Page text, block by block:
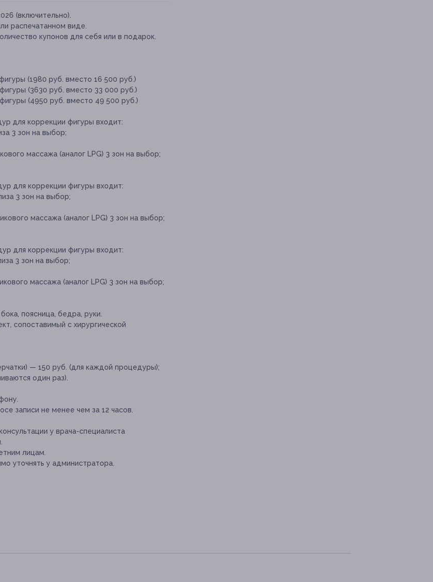
(включительно).
распечатанном виде.
купонов для себя или в подарок.
(1980 руб. вместо 16 500 руб.)
(3630 руб. вместо 33 000 руб.)
(4950 руб. вместо 49 500 руб.)
для коррекции фигуры входит:
3 зон на выбор;
массажа (аналог LPG) 3 зон на выбор;
для коррекции фигуры входит:
3 зон на выбор;
массажа (аналог LPG) 3 зон на выбор;
для коррекции фигуры входит:
3 зон на выбор;
массажа (аналог LPG) 3 зон на выбор;
поясница, бедра, руки.
сопоставимый с хирургической
— 150 руб. (для каждой процедуры);
один раз).
записи не менее чем за 12 часов.
у врача-специалиста
лицам.
уточнять у администратора.